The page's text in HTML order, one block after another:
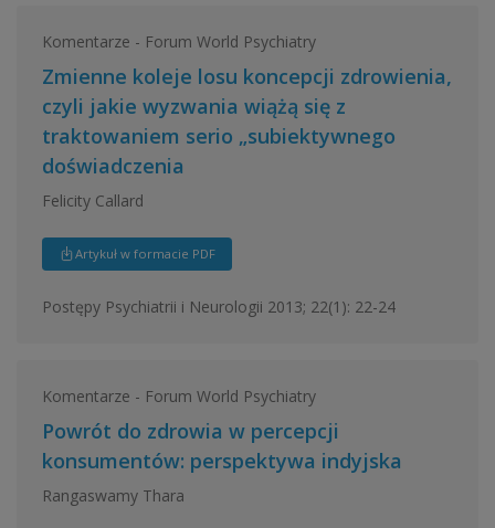
Komentarze - Forum World Psychiatry
Zmienne koleje losu koncepcji zdrowienia,
czyli jakie wyzwania wiążą się z
traktowaniem serio „subiektywnego
doświadczenia
Felicity Callard
Artykuł w formacie PDF
Postępy Psychiatrii i Neurologii 2013; 22(1): 22-24
Komentarze - Forum World Psychiatry
Powrót do zdrowia w percepcji
konsumentów: perspektywa indyjska
Rangaswamy Thara